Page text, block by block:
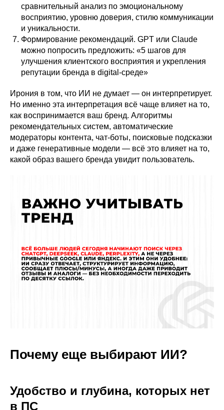
сравнительный анализ по эмоциональному
восприятию, уровню доверия, стилю коммуникации
и уникальности.
Формирование рекомендаций. GPT или Claude
можно попросить предложить: «5 шагов для
улучшения клиентского восприятия и укрепления
репутации бренда в digital-среде»
Ирония в том, что ИИ не думает — он интерпретирует.
Но именно эта интерпретация всё чаще влияет на то,
как воспринимается ваш бренд. Алгоритмы
рекомендательных систем, автоматические
модераторы контента, чат‑боты, поисковые подсказки
и даже генеративные модели — всё это влияет на то,
какой образ вашего бренда увидит пользователь.
Почему еще выбирают ИИ?
Удобство и глубина, которых нет
в ПС